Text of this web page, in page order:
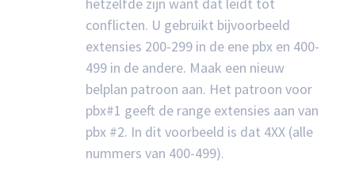
conflicten. U gebruikt bijvoorbeeld
extensies 200-299 in de ene pbx en 400-
499 in de andere. Maak een nieuw
belplan patroon aan. Het patroon voor
pbx#1 geeft de range extensies aan van
pbx #2. In dit voorbeeld is dat 4XX (alle
nummers van 400-499).